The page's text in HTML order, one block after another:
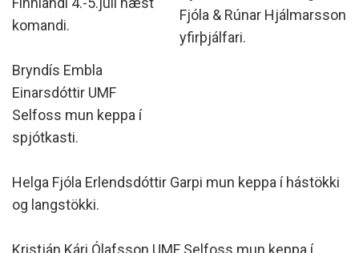
Fjóla & Rúnar Hjálmarsson
yfirþjálfari.
komandi.
Bryndís Embla
Einarsdóttir UMF
Selfoss mun keppa í
spjótkasti.
Helga Fjóla Erlendsdóttir Garpi mun keppa í hástökki
og langstökki.
Kristján Kári Ólafsson UMF Selfoss mun keppa í